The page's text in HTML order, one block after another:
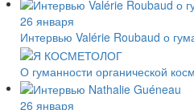
26 января
Интервью Valérie Roubaud о
О гуманности органической
26 января